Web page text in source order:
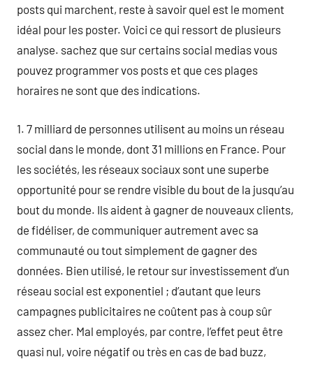
posts qui marchent, reste à savoir quel est le moment
idéal pour les poster. Voici ce qui ressort de plusieurs
analyse. sachez que sur certains social medias vous
pouvez programmer vos posts et que ces plages
horaires ne sont que des indications.
1. 7 milliard de personnes utilisent au moins un réseau
social dans le monde, dont 31 millions en France. Pour
les sociétés, les réseaux sociaux sont une superbe
opportunité pour se rendre visible du bout de la jusqu’au
bout du monde. Ils aident à gagner de nouveaux clients,
de fidéliser, de communiquer autrement avec sa
communauté ou tout simplement de gagner des
données. Bien utilisé, le retour sur investissement d’un
réseau social est exponentiel ; d’autant que leurs
campagnes publicitaires ne coûtent pas à coup sûr
assez cher. Mal employés, par contre, l’effet peut être
quasi nul, voire négatif ou très en cas de bad buzz,